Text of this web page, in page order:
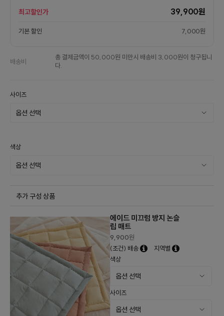
최고할인가 39,900원
기본 할인 7,000원
배송비
총 결제금액이 50,000원 미만시 배송비 3,000원이 청구됩니
다.
사이즈
색상
추가 구성 상품
에이드 미끄럼 방지 논슬
립 매트
9,900원
(조건) 배송
지역별
색상
사이즈